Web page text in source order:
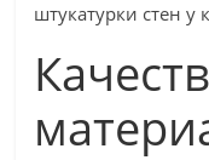
штукатурки стен у